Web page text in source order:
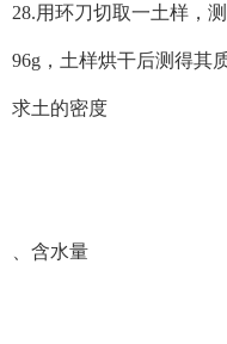
28.用环刀切取一土样，
96g，土样烘干后测得其
求土的密度
、含水量